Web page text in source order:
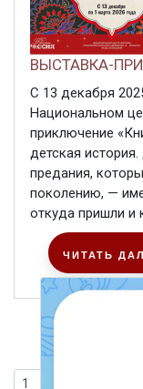
ВЫСТАВКА-
С 13 декабря
Национальном
приключение
детская
предания,
поколению, —
откуда пришли и
ЧИТАТЬ